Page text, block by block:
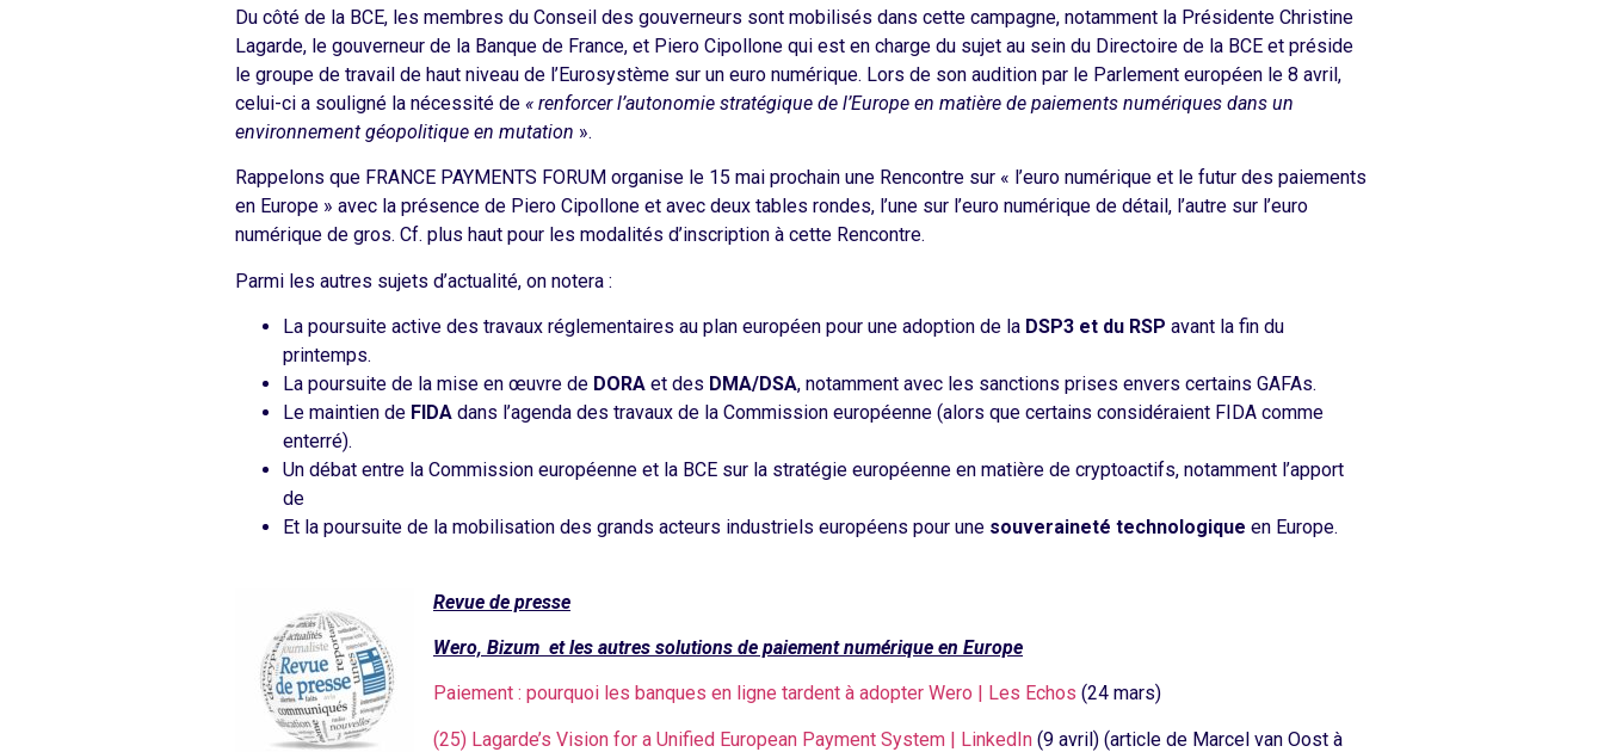
Du côté de la BCE, les membres du Conseil des gouverneurs sont mobilisés dans cette campagne, notamment la Présidente Christine
Lagarde, le gouverneur de la Banque de France, et Piero Cipollone qui est en charge du sujet au sein du Directoire de la BCE et préside
le groupe de travail de haut niveau de l’Eurosystème sur un euro numérique. Lors de son audition par le Parlement européen le 8 avril,
celui-ci a souligné la nécessité de « renforcer l’autonomie stratégique de l’Europe en matière de paiements numériques dans un
environnement géopolitique en mutation ».
Rappelons que FRANCE PAYMENTS FORUM organise le 15 mai prochain une Rencontre sur « l’euro numérique et le futur des paiements
en Europe » avec la présence de Piero Cipollone et avec deux tables rondes, l’une sur l’euro numérique de détail, l’autre sur l’euro
numérique de gros. Cf. plus haut pour les modalités d’inscription à cette Rencontre.
Parmi les autres sujets d’actualité, on notera :
La poursuite active des travaux réglementaires au plan européen pour une adoption de la DSP3 et du RSP avant la fin du
printemps.
La poursuite de la mise en œuvre de DORA et des DMA/DSA, notamment avec les sanctions prises envers certains GAFAs.
Le maintien de FIDA dans l’agenda des travaux de la Commission européenne (alors que certains considéraient FIDA comme
enterré).
Un débat entre la Commission européenne et la BCE sur la stratégie européenne en matière de cryptoactifs, notamment l’apport
de
Et la poursuite de la mobilisation des grands acteurs industriels européens pour une souveraineté technologique en Europe.
Revue de presse
Wero, Bizum et les autres solutions de paiement numérique en Europe
Paiement : pourquoi les banques en ligne tardent à adopter Wero | Les Echos (24 mars)
(25) Lagarde’s Vision for a Unified European Payment System | LinkedIn (9 avril) (article de Marcel van Oost à